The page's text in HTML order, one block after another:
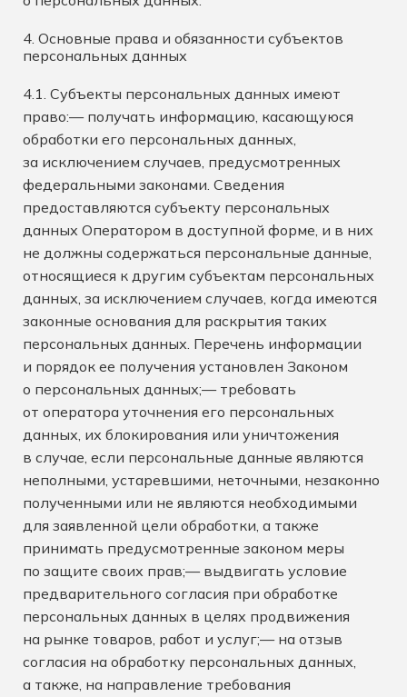
4. Основные права и обязанности субъектов
персональных данных
4.1. Субъекты персональных данных имеют
право:— получать информацию, касающуюся
обработки его персональных данных,
за исключением случаев, предусмотренных
федеральными законами. Сведения
предоставляются субъекту персональных
данных Оператором в доступной форме, и в них
не должны содержаться персональные данные,
относящиеся к другим субъектам персональных
данных, за исключением случаев, когда имеются
законные основания для раскрытия таких
персональных данных. Перечень информации
и порядок ее получения установлен Законом
о персональных данных;— требовать
от оператора уточнения его персональных
данных, их блокирования или уничтожения
в случае, если персональные данные являются
неполными, устаревшими, неточными, незаконно
полученными или не являются необходимыми
для заявленной цели обработки, а также
принимать предусмотренные законом меры
по защите своих прав;— выдвигать условие
предварительного согласия при обработке
персональных данных в целях продвижения
на рынке товаров, работ и услуг;— на отзыв
согласия на обработку персональных данных,
а также, на направление требования